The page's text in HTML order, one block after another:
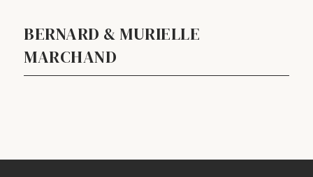
BERNARD & MURIELLE
MARCHAND